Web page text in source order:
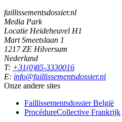
faillissementsdossier.nl
Media Park
Locatie Heideheuvel H1
Mart Smeetslaan 1
1217 ZE Hilversum
Nederland
T: +31(0)85-3330016
E: info@faillissementsdossier.nl
Onze andere sites
Faillissementsdossier België
ProcédureCollective Frankrijk